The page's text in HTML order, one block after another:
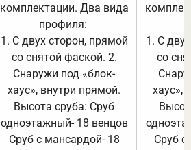
комплектации. Два вида
профиля:
1. С двух сторон, прямой
со снятой фаской. 2.
Снаружи под «блок-
хаус», внутри прямой.
Высота сруба: Сруб
одноэтажный- 18 венцов
Сруб с мансардой- 18
1. С
со
хаус»,
Сруб с